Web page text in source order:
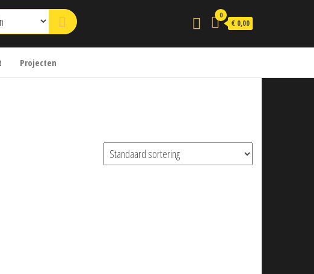
0
€ 0,00
Projecten